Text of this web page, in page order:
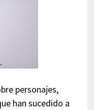
personajes,
han sucedido a